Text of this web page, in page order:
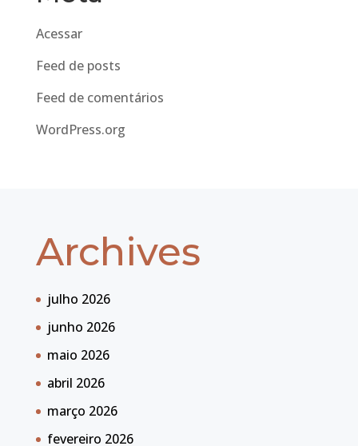
Acessar
Feed de posts
Feed de comentários
WordPress.org
Archives
julho 2026
junho 2026
maio 2026
abril 2026
março 2026
fevereiro 2026